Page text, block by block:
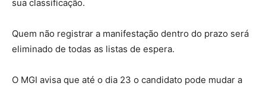
sua classificação.
Quem não registrar a manifestação dentro do prazo será
eliminado de todas as listas de espera.
O MGI avisa que até o dia 23 o candidato pode mudar a